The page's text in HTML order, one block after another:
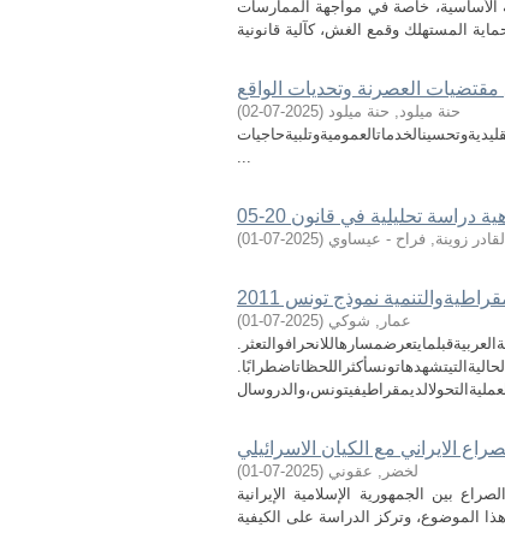
الأساسية، خاصة في مواجهة الممارسات
مقتضيات العصرنة وتحديات الواقع
حنة ميلود, حنة ميلود (
2025-07-02
)
...
تحليلية في قانون 20-05
زوينة, فراح - عيساوي (
2025-07-01
)
نموذج تونس 2011
عمار, شوكي (
2025-07-01
)
الايراني مع الكيان الاسرائيلي
لخضر, عقوني (
2025-07-01
)
بين الجمهورية الإسلامية الإيرانية